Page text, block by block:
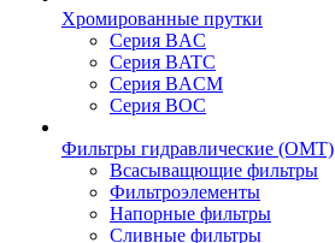
Хромированные прутки
Серия BAC
Серия BATC
Серия BACM
Серия BOC
Фильтры гидравлические (OMT)
Всасыващющие фильтры
Фильтроэлементы
Напорные фильтры
Сливные фильтры